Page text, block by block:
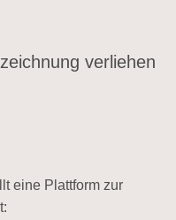
verliehen
eine Plattform zur